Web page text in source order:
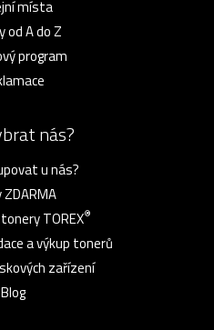
místa
od A do Z
program
nás?
u nás?
ZDARMA
TOREX®
a výkup tonerů
zařízení
Blog